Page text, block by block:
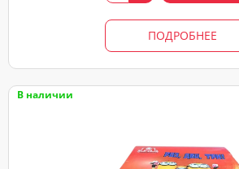
ПОДРОБНЕЕ
В наличии